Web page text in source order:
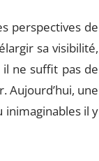
perspectives de
sa visibilité,
ne suffit pas de
Aujourd’hui, une
inimaginables il y